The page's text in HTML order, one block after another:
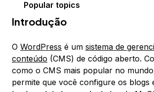
Popular topics
Introdução
O WordPress é um sistema de
conteúdo (CMS) de código aberto.
como o CMS mais popular no
permite que você configure os blogs